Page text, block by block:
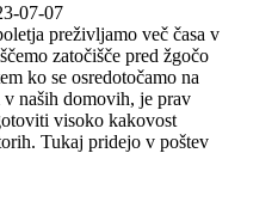
07-07
preživljamo več časa v
zatočišče pred žgočo
ko se osredotočamo na
naših domovih, je prav
visoko kakovost
Tukaj pridejo v poštev